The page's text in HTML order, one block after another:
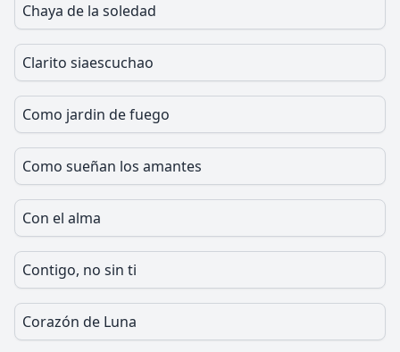
Chaya de la soledad
Clarito siaescuchao
Como jardin de fuego
Como sueñan los amantes
Con el alma
Contigo, no sin ti
Corazón de Luna